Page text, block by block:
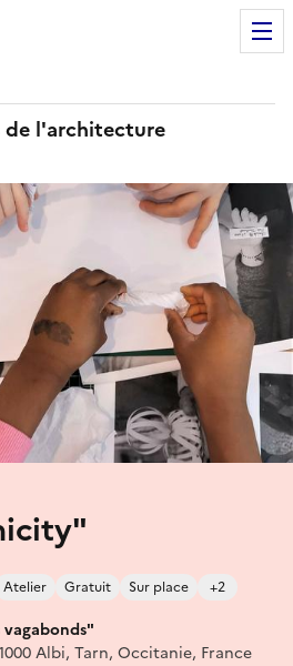
de l'architecture
Atelier Gratuit Sur place +2
Albi, Tarn, Occitanie, France